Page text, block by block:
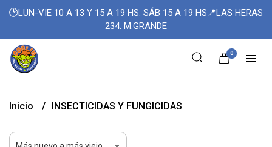
🕑LUN-VIE 10 A 13 Y 15 A 19 HS. SÁB 15 A 19 HS📍LAS HERAS
234. M.GRANDE
0
Inicio INSECTICIDAS Y FUNGICIDAS